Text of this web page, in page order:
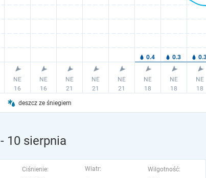
deszcz ze śniegiem
- 10 sierpnia
Ciśnienie:
Wiatr:
Wilgotność: